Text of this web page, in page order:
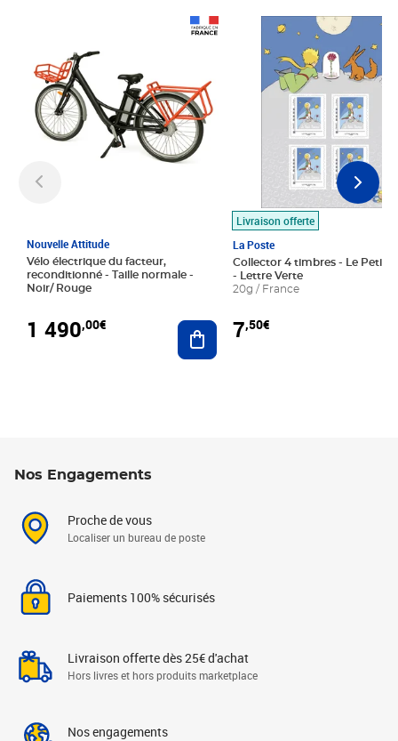
Nouvelle Attitude
Vélo électrique du facteur,
reconditionné - Taille normale -
Noir/ Rouge
1 490,00€ Ajouter au panier
Livraison offerte
La Poste
Collector 4 timbres - Le Petit
- Lettre Verte
20g / France
7,50€
Prix 7,50€
Nos Engagements
Proche de vous
Localiser un bureau de poste
Paiements 100% sécurisés
Livraison offerte dès 25€ d'achat
Hors livres et hors produits marketplace
Nos engagements